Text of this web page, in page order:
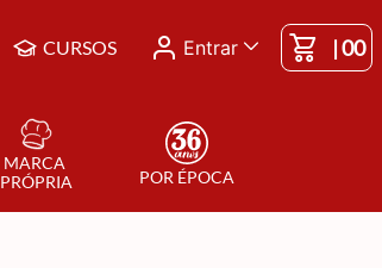
CURSOS Entrar |00
MARCA
PRÓPRIA
POR ÉPOCA